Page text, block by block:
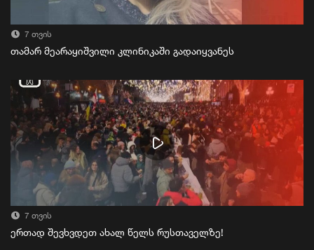
7 თვის
თამარ მეარაყიშვილი კლინიკაში გადაიყვანეს
7 თვის
ერთად შევხვდეთ ახალ წელს რუსთაველზე!